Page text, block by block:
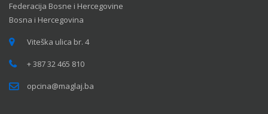
Federacija Bosne i Hercegovine
Bosna i Hercegovina
Viteška ulica br. 4
+ 387 32 465 810
opcina@maglaj.ba